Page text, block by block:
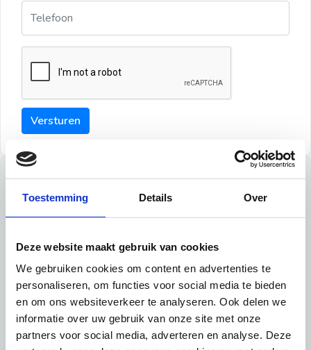
Toestemming Details Over
Deze website maakt gebruik van cookies
We gebruiken cookies om content en advertenties te
personaliseren, om functies voor social media te bieden
en om ons websiteverkeer te analyseren. Ook delen we
informatie over uw gebruik van onze site met onze
partners voor social media, adverteren en analyse. Deze
Versturen
Tips
Tip 1:
Schrijf een duidelijke introductie en geef de volgende
informatie mee:
Ben je student, werkachtig of werkzoekend